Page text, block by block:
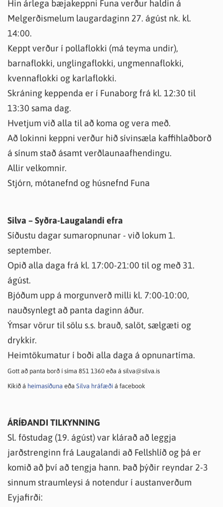
Hin árlega bæjakeppni Funa verður haldin á
Melgerðismelum laugardaginn 27. ágúst nk. kl.
14:00.
Keppt verður í pollaflokki (má teyma undir),
barnaflokki, unglingaflokki, ungmennaflokki,
kvennaflokki og karlaflokki.
Skráning keppenda er í Funaborg frá kl. 12:30 til
13:30 sama dag.
Hvetjum við alla til að koma og vera með.
Að lokinni keppni verður hið sívinsæla kaffihlaðborð
á sínum stað ásamt verðlaunaafhendingu.
Allir velkomnir.
Stjórn, mótanefnd og húsnefnd Funa
Silva – Syðra-Laugalandi efra
Síðustu dagar sumaropnunar - við lokum 1.
september.
Opið alla daga frá kl. 17:00-21:00 til og með 31.
ágúst.
Bjóðum upp á morgunverð milli kl. 7:00-10:00,
nauðsynlegt að panta daginn áður.
Ýmsar vörur til sölu s.s. brauð, salöt, sælgæti og
drykkir.
Heimtökumatur í boði alla daga á opnunartíma.
Gott að panta borð í síma 851 1360 eða á silva@silva.is
Kíkið á heimasíðuna eða Silva hráfæði á facebook
ÁRÍÐANDI TILKYNNING
Sl. föstudag (19. ágúst) var klárað að leggja
jarðstrenginn frá Laugalandi að Fellshlíð og þá er
komið að því að tengja hann. Það þýðir reyndar 2-3
sinnum straumleysi á notendur í austanverðum
Eyjafirði: